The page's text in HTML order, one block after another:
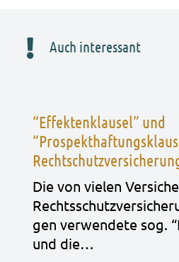
Auch interessant
“Effektenklausel” und
Die von vie­len
gen ver­wen­de­te sog.
und die…